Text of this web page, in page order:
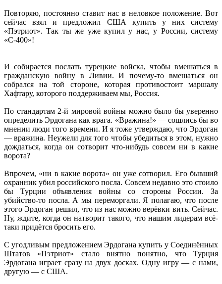
Повторяю, постоянно ставит нас в неловкое положение. Вот
сейчас взял и предложил США купить у них систему
«Пэтриот». Так ты же уже купил у нас, у России, систему
«С-400»!
И собирается послать турецкие войска, чтобы вмешаться в
гражданскую войну в Ливии. И почему-то вмешаться он
собрался на той стороне, которая противостоит маршалу
Хафтару, которого поддерживаем мы, Россия.
По стандартам 2-й мировой войны можно было бы уверенно
определить Эрдогана как врага. «Вражина!» — сошлись бы во
мнении люди того времени. И я тоже утверждаю, что Эрдоган
— вражина. Неужели для того чтобы убедиться в этом, нужно
дождаться, когда он сотворит что-нибудь совсем ни в какие
ворота?
Впрочем, «ни в какие ворота» он уже сотворил. Его бывший
охранник убил российского посла. Совсем недавно это стоило
бы Турции объявления войны со стороны России. За
убийство-то посла. А мы переморгали. Я полагаю, что после
этого Эрдоган решил, что из нас можно верёвки вить. Сейчас.
Ну, ждите, когда он натворит такого, что нашим лидерам всё-
таки придётся бросить его.
С угодливым предложением Эрдогана купить у Соединённых
Штатов «Пэтриот» стало внятно понятно, что Турция
Эрдогана играет сразу на двух досках. Одну игру — с нами,
другую — с США.